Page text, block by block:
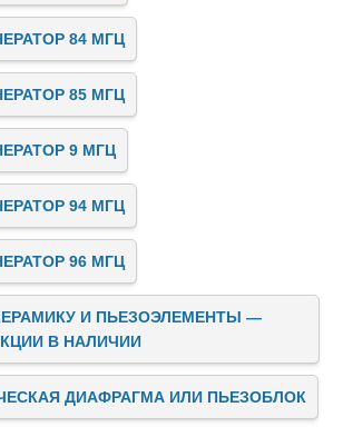
84 МГЦ
85 МГЦ
9 МГЦ
94 МГЦ
96 МГЦ
И ПЬЕЗОЭЛЕМЕНТЫ —
В НАЛИЧИИ
ДИАФРАГМА ИЛИ ПЬЕЗОБЛОК